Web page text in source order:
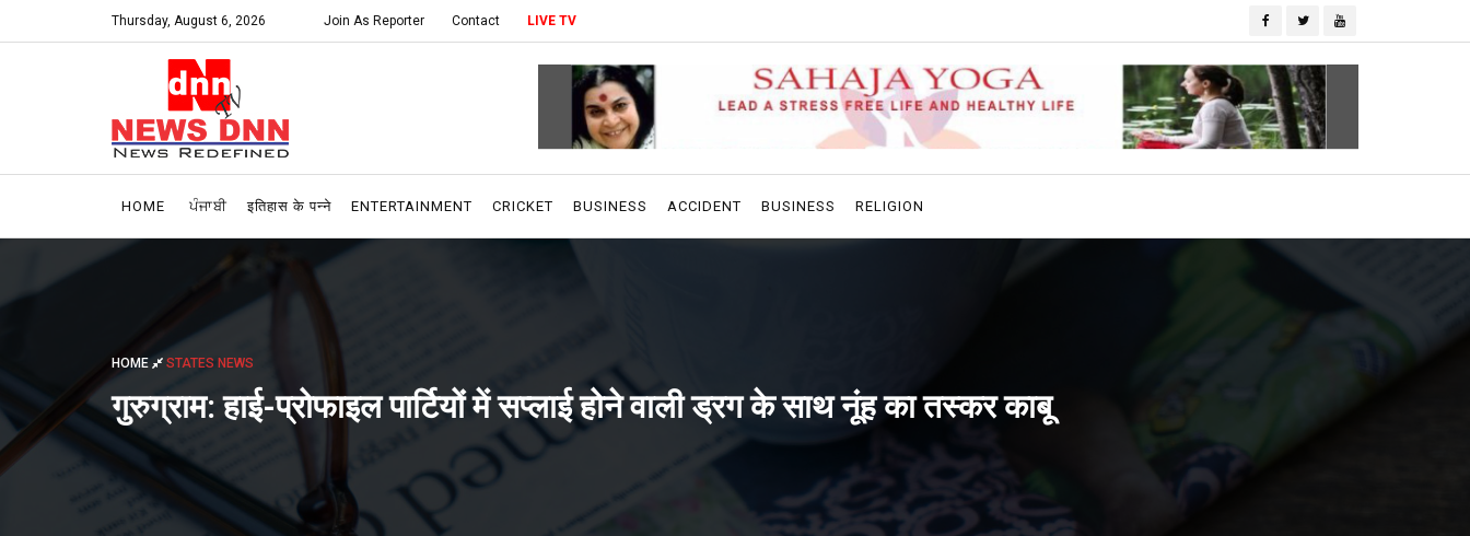
Thursday, August 6, 2026 Join As Reporter Contact LIVE TV
HOME ਪੰਜਾਬੀ इतिहास के पन्ने ENTERTAINMENT CRICKET BUSINESS ACCIDENT BUSINESS RELIGION
HOME STATES NEWS
गुरुग्राम: हाई-प्रोफाइल पार्टियों में सप्लाई होने वाली ड्रग के साथ नूंह का तस्कर काबू